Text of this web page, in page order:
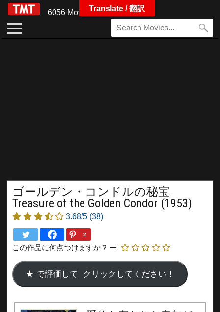
6056 Movies
ゴールデン・コンドルの秘宝
Treasure of the Golden Condor (1953)
3.68/5 (38)
2
この作品に何点つけますか？
Translate / 翻訳